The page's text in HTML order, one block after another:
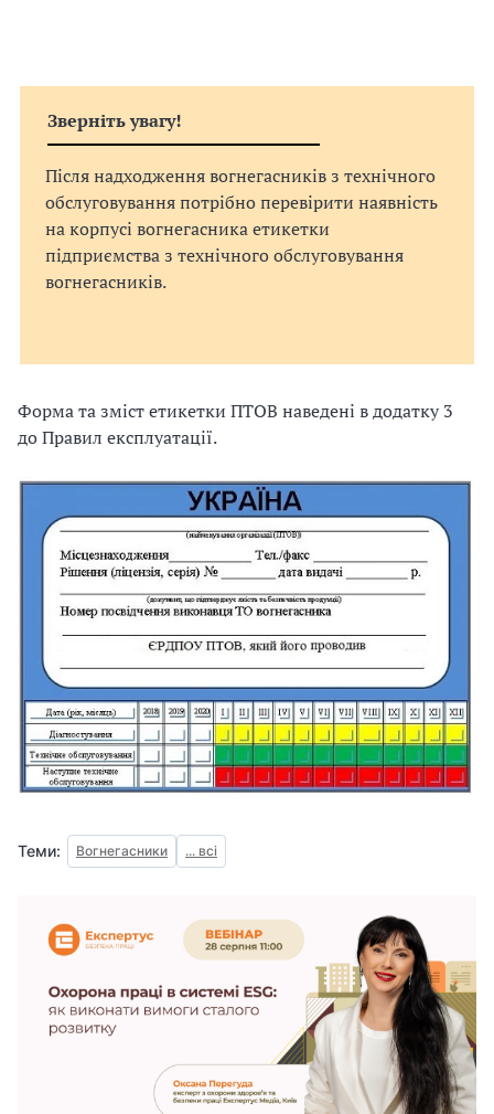
Зверніть увагу!
Після надходження вогнегасників з технічного
обслуговування потрібно перевірити наявність
на корпусі вогнегасника етикетки
підприємства з технічного обслуговування
вогнегасників.
Форма та зміст етикетки ПТОВ наведені в додатку 3
до Правил експлуатації.
Теми: Вогнегасники ... всі